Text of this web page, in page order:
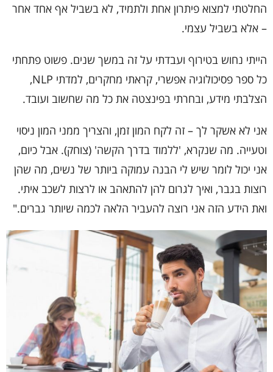
החלטתי למצוא פיתרון אחת ולתמיד, לא בשביל אף אחד אחר
– אלא בשביל עצמי.
הייתי נחוש בטירוף ועבדתי על זה במשך שנים. פשוט פתחתי
כל ספר פסיכולוגיה אפשרי, קראתי מחקרים, למדתי NLP,
הצלבתי מידע, ובחרתי בפינצטה את כל מה שחשוב ועובד.
אני לא אשקר לך – זה לקח המון זמן, והצריך ממני המון ניסוי
וטעייה. מה שנקרא, 'ללמוד בדרך הקשה' (צוחק). אבל כיום,
אני יכול לומר שיש לי הבנה עמוקה ביותר של נשים, מה שהן
רוצות בגבר, ואיך לגרום להן להתאהב או לרצות לשכב איתי.
ואת הידע הזה אני רוצה להעביר הלאה לכמה שיותר גברים."